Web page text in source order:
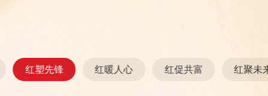
红塑先锋 红暖人心 红促共富 红聚未